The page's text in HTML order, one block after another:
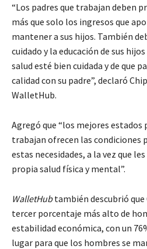
“Los padres que trabajan deben
más que solo los ingresos que
mantener a sus hijos. También
cuidado y la educación de sus
salud esté bien cuidada y de que
calidad con su padre”, declaró
WalletHub.
Agregó que “los mejores estados
trabajan ofrecen las condiciones
estas necesidades, a la vez que
propia salud física y mental”.
WalletHubtambién descubrió
tercer porcentaje más alto de
estabilidad económica, con un
lugar para que los hombres se